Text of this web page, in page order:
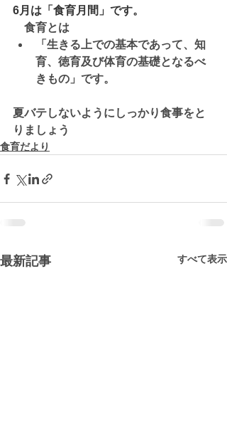
6月は「食育月間」です。
食育とは
「生きる上での基本であって、知
育、徳育及び体育の基礎となるべ
きもの」です。
夏バテしないようにしっかり食事をと
りましょう
食育だより
最新記事 すべて表示